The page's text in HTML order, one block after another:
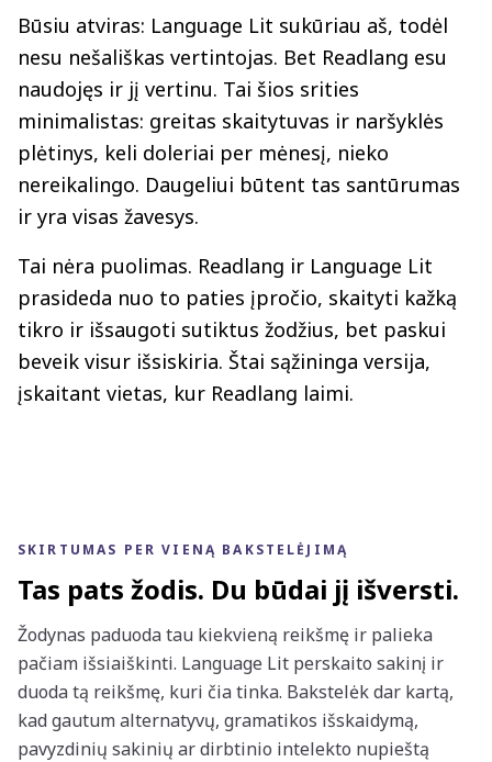
Būsiu atviras: Language Lit sukūriau aš, todėl
nesu nešališkas vertintojas. Bet Readlang esu
naudojęs ir jį vertinu. Tai šios srities
minimalistas: greitas skaitytuvas ir naršyklės
plėtinys, keli doleriai per mėnesį, nieko
nereikalingo. Daugeliui būtent tas santūrumas
ir yra visas žavesys.
Tai nėra puolimas. Readlang ir Language Lit
prasideda nuo to paties įpročio, skaityti kažką
tikro ir išsaugoti sutiktus žodžius, bet paskui
beveik visur išsiskiria. Štai sąžininga versija,
įskaitant vietas, kur Readlang laimi.
SKIRTUMAS PER VIENĄ BAKSTELĖJIMĄ
Tas pats žodis. Du būdai jį išversti.
Žodynas paduoda tau kiekvieną reikšmę ir palieka
pačiam išsiaiškinti. Language Lit perskaito sakinį ir
duoda tą reikšmę, kuri čia tinka. Bakstelėk dar kartą,
kad gautum alternatyvų, gramatikos išskaidymą,
pavyzdinių sakinių ar dirbtinio intelekto nupieštą